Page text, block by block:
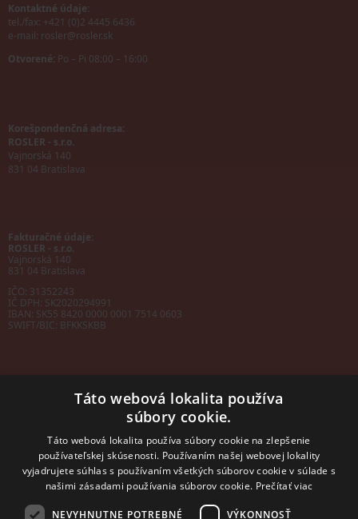
Kontaktné údaje:
tel./fax: +421 (0)2 4445 6436
e-mail: rosler@rosler.sk
Otvorené: Po – Pi 08:00 – 16:00
Korešpondenčná adresa:
ROSLER - s.r.o.
Vajnorská 140
831 04 Bratislava
Fakturačné údaje:
ROSLER - s.r.o.
Vajnorská 140
831 04 Bratislava
IČO: 31352243
IČ DPH: SK2020294991
IBAN: SK55 8420 0000 0001 7514 0603
SWIFT/BIC: BFKKSKBB
sales@rosler.sk
Regionálni zástupcovia
Západ a stred:
+421 903 728 402
Táto webová lokalita používa
súbory cookie.
Táto webová lokalita používa súbory cookie na zlepšenie
používateľskej skúsenosti. Používaním našej webovej lokality
vyjadrujete súhlas s používaním všetkých súborov cookie v súlade s
našimi zásadami používania súborov cookie. Prečítať viac
NEVYHNUTNE POTREBNÉ VÝKONNOSŤ